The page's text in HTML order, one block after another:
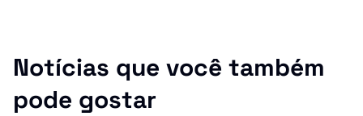
Notícias que você também
pode gostar